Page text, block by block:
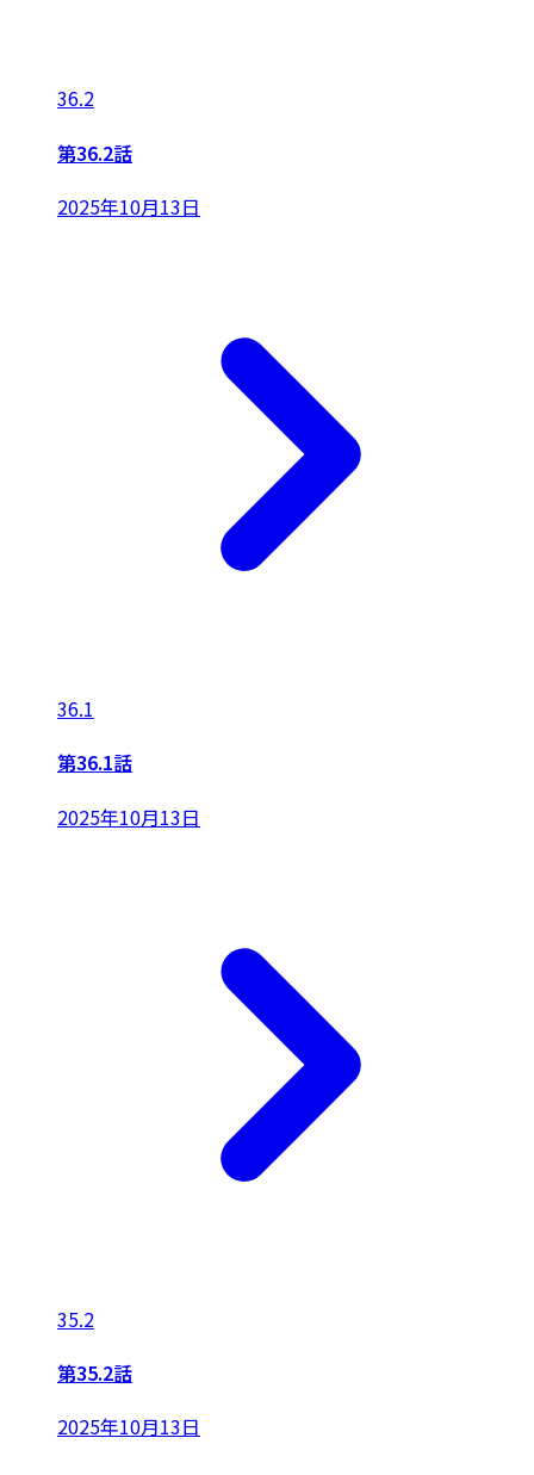
36.2
第36.2話
2025年10月13日
36.1
第36.1話
2025年10月13日
35.2
第35.2話
2025年10月13日